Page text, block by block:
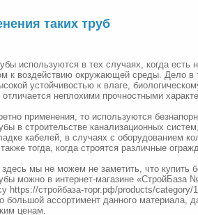
таких труб
используются в тех случаях, когда есть
к воздействию окружающей среды. Дело в
устойчивостью к влаге,
неплохими прочностными
применения, то используются
в строительстве канализационных
кабелей, в случаях с оборудованием
тогда, когда строятся различные
мы не можем не заметить, что купить
можно в интернет-магазине «СтройБаза
https://стройбаза-торг.рф/products/category/
большой ассортимент данного материала,
ценам.